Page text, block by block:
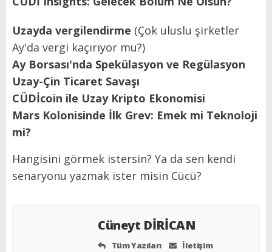
Uzayda vergilendirme (Çok uluslu şirketler
Ay'da vergi kaçırıyor mu?)
Ay Borsası'nda Spekülasyon ve Regülasyon
Uzay-Çin Ticaret Savaşı
CÜDİcoin ile Uzay Kripto Ekonomisi
Mars Kolonisinde İlk Grev: Emek mi Teknoloji
mi?
Hangisini görmek istersin? Ya da sen kendi
senaryonu yazmak ister misin Cücü?
Cüneyt DİRİCAN
Tüm Yazıları İletişim